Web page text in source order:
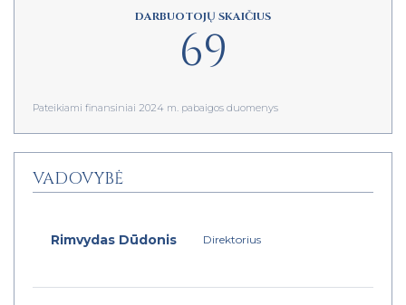
DARBUOTOJŲ SKAIČIUS
69
Pateikiami finansiniai 2024 m. pabaigos duomenys
VADOVYBĖ
Rimvydas Dūdonis Direktorius